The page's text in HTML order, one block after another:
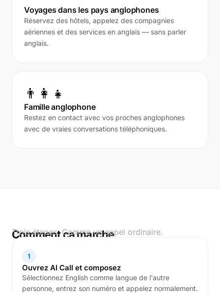
Voyages dans les pays anglophones
Réservez des hôtels, appelez des compagnies
aériennes et des services en anglais — sans parler
anglais.
👨‍👩‍👧
Famille anglophone
Restez en contact avec vos proches anglophones
avec de vraies conversations téléphoniques.
Comment ça marche
Trois étapes. Comme un appel ordinaire.
1
Ouvrez AI Call et composez
Sélectionnez English comme langue de l'autre
personne, entrez son numéro et appelez normalement.